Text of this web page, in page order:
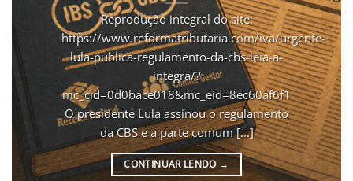
Reprodução integral do site:
https://www.reformatributaria.com/iva/urgente-
lula-publica-regulamento-da-cbs-leia-a-
integra/?
mc_cid=0d0bace018&mc_eid=8ec60af6f1
O presidente Lula assinou o regulamento
da CBS e a parte comum [...]
CONTINUAR LENDO →